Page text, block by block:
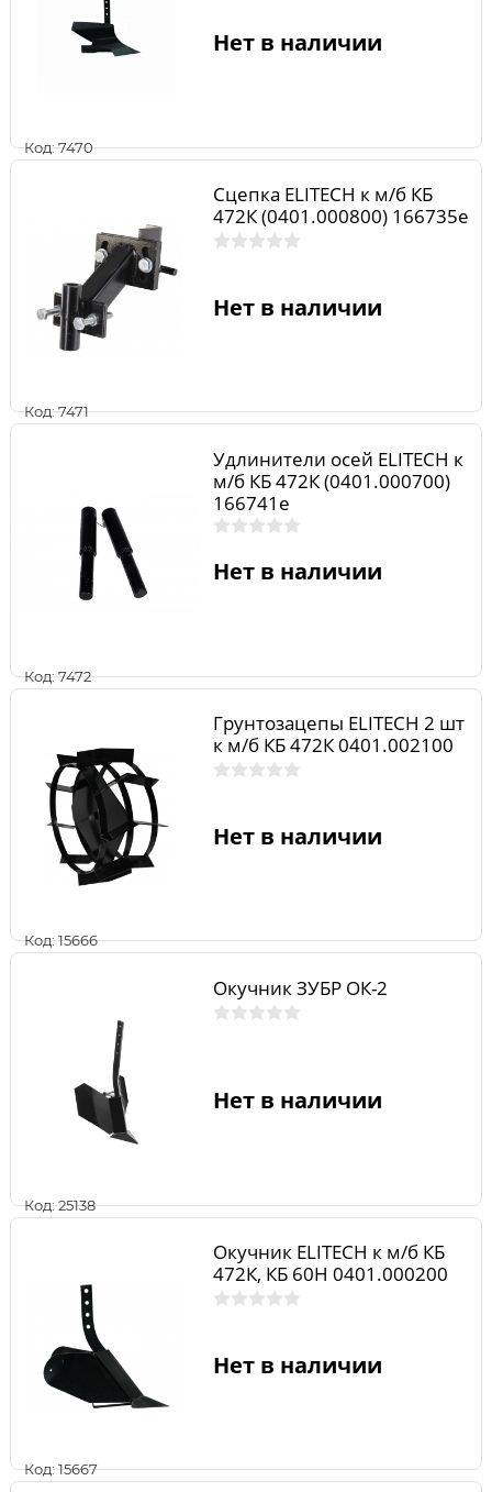
Код: 7470
Нет в наличии
Код: 7471
Сцепка ELITECH к м/б КБ
472К (0401.000800) 166735e
Нет в наличии
Код: 7472
Удлинители осей ELITECH к
м/б КБ 472К (0401.000700)
166741e
Нет в наличии
Код: 15666
Грунтозацепы ELITECH 2 шт
к м/б КБ 472К 0401.002100
Нет в наличии
Код: 25138
Окучник ЗУБР ОК-2
Нет в наличии
Код: 15667
Окучник ELITECH к м/б КБ
472К, КБ 60Н 0401.000200
Нет в наличии